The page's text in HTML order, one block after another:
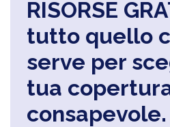
RISORSE
tutto quello
serve per
tua
consapevole.